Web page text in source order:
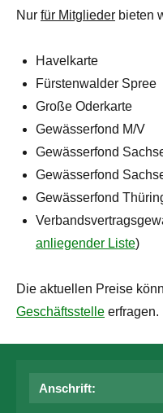
Nur für Mitglieder bieten
Havelkarte
Fürstenwalder Spree
Große Oderkarte
Gewässerfond M/V
Gewässerfond
Gewässerfond
Gewässerfond
anliegender Liste)
Die aktuellen Preise
Geschäftsstelle erfragen.
Anschrift: